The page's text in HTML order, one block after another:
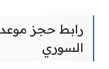
رابط حجز
السوري